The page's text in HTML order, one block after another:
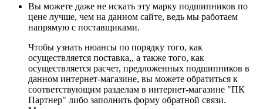
Вы можете даже не искать эту марку подшипников по
цене лучше, чем на данном сайте, ведь мы работаем
напрямую с поставщиками.
Чтобы узнать нюансы по порядку того, как
осуществляется поставка,, а также того, как
осуществляется расчет, предложенных подшипников в
данном интернет-магазине, вы можете обратиться к
соответствующим разделам в интернет-магазине "ПК
Партнер" либо заполнить форму обратной связи.